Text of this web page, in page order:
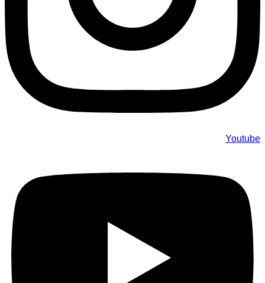
Youtube